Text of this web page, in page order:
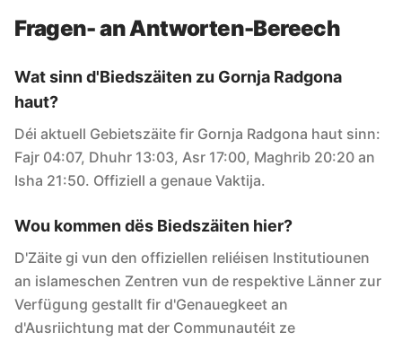
Fragen- an Antworten-Bereech
Wat sinn d'Biedszäiten zu Gornja Radgona
haut?
Déi aktuell Gebietszäite fir Gornja Radgona haut sinn:
Fajr 04:07, Dhuhr 13:03, Asr 17:00, Maghrib 20:20 an
Isha 21:50. Offiziell a genaue Vaktija.
Wou kommen dës Biedszäiten hier?
D'Zäite gi vun den offiziellen reliéisen Institutiounen
an islameschen Zentren vun de respektive Länner zur
Verfügung gestallt fir d'Genauegkeet an
d'Ausriichtung mat der Communautéit ze